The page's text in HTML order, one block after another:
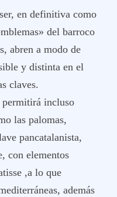
en definitiva como
del barroco
abren a modo de
y distinta en el
claves.
permitirá incluso
las palomas,
pancatalanista,
con elementos
,a lo que
además